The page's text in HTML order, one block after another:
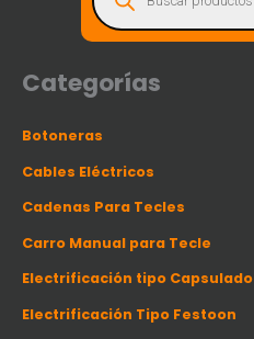
q
u
d
e
p
d
c
t
s
Categorías
Botoneras
Cables Eléctricos
Cadenas Para Tecles
Carro Manual para Tecle
Electrificación tipo Capsulado
Electrificación Tipo Festoon